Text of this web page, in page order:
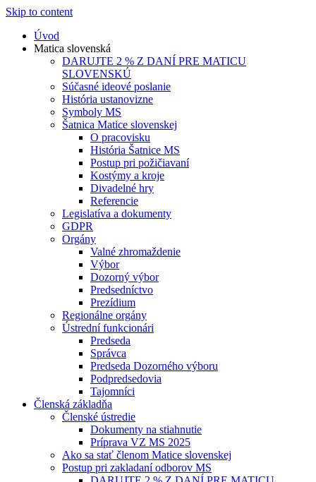
Skip to content
Úvod
Matica slovenská
DARUJTE 2 % Z DANÍ PRE MATICU
SLOVENSKÚ
Súčasné ideové poslanie
História ustanovizne
Symboly MS
Šatnica Matice slovenskej
O pracovisku
História Šatnice MS
Postup pri požičiavaní
Kostýmy a kroje
Divadelné hry
Referencie
Legislatíva a dokumenty
GDPR
Orgány
Valné zhromaždenie
Výbor
Dozorný výbor
Predsedníctvo
Prezídium
Regionálne orgány
Ústrední funkcionári
Predseda
Správca
Predseda Dozorného výboru
Podpredsedovia
Tajomníci
Členská základňa
Členské ústredie
Dokumenty na stiahnutie
Príprava VZ MS 2025
Ako sa stať členom Matice slovenskej
Postup pri zakladaní odborov MS